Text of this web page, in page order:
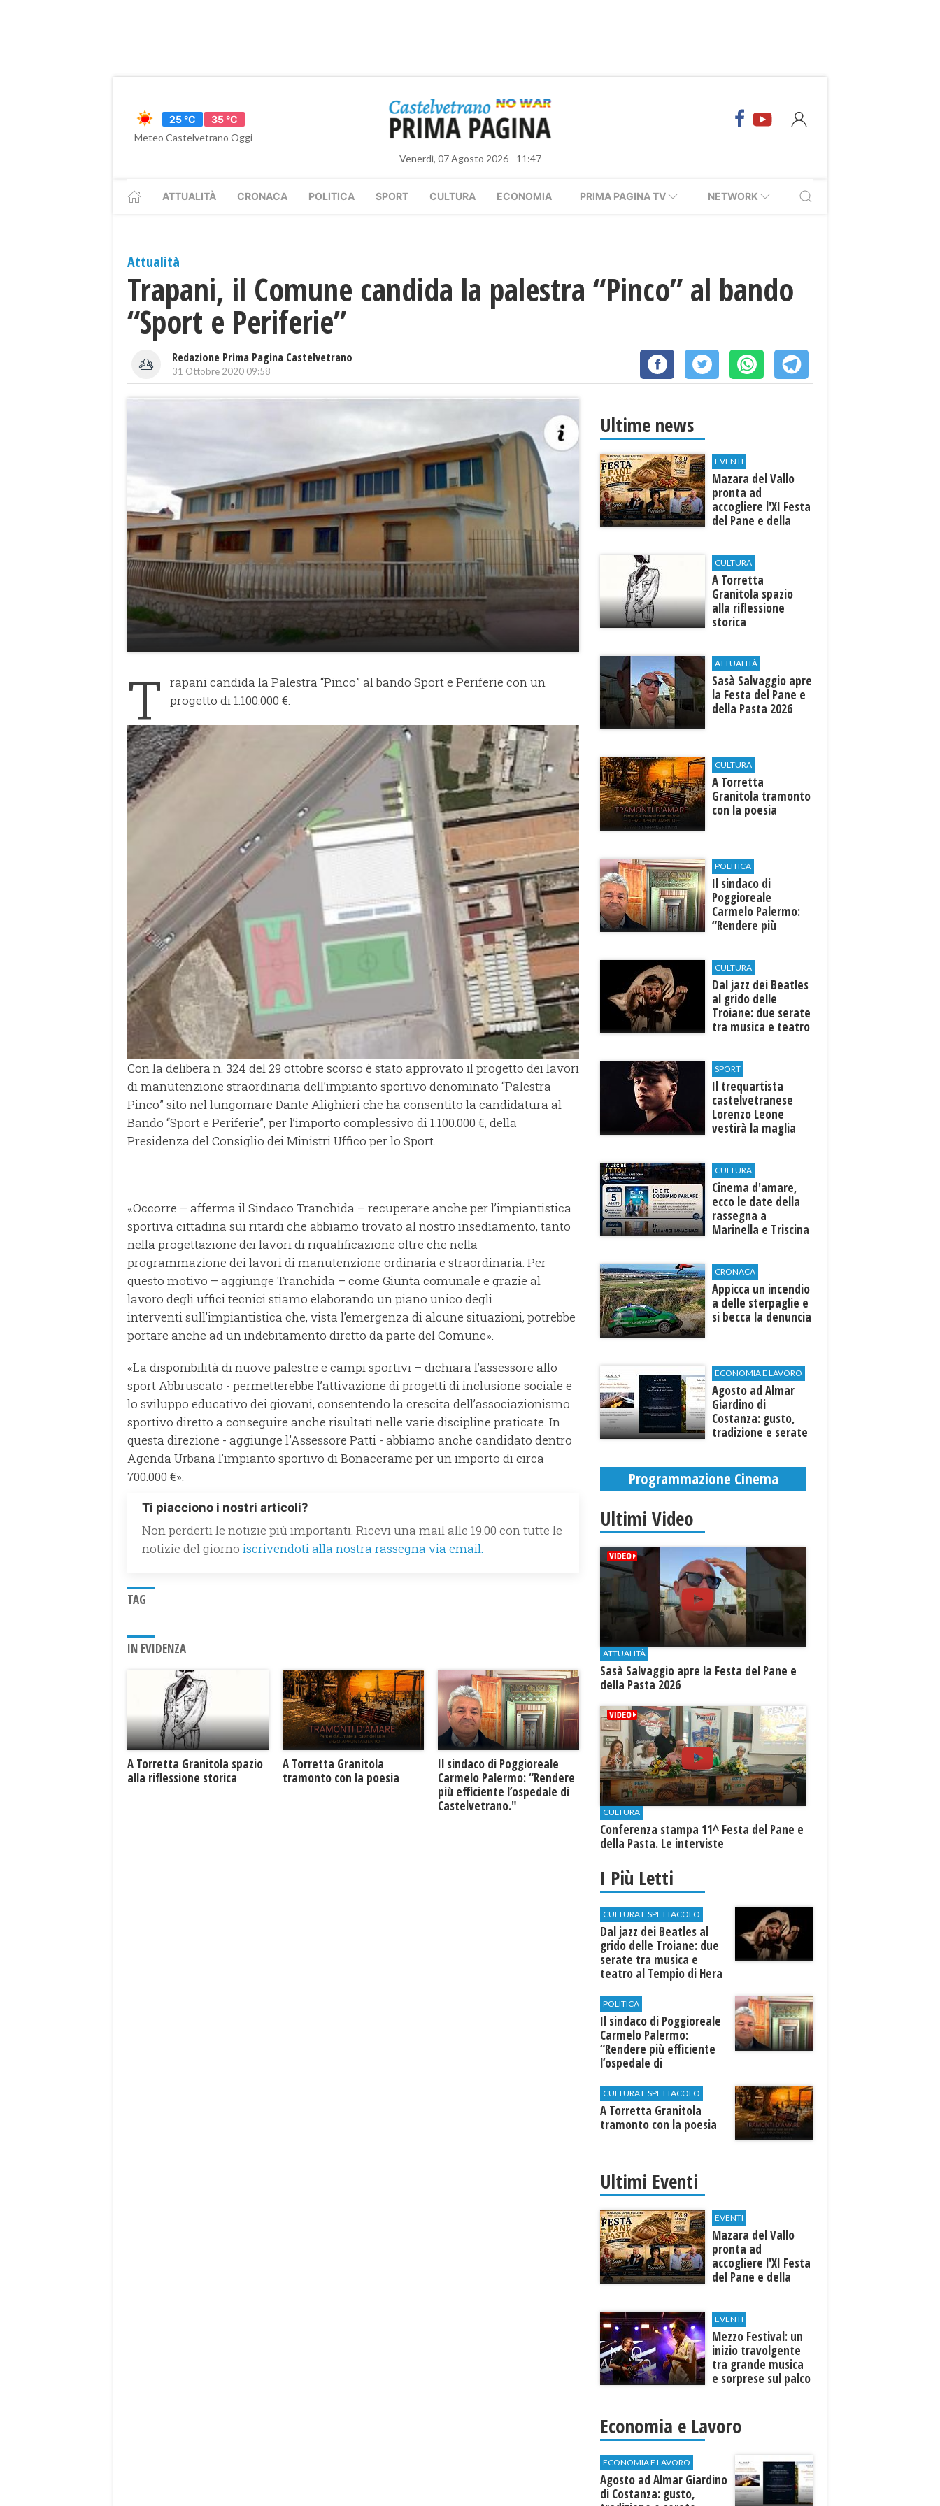
25 °C
35 °C
Meteo Castelvetrano Oggi
Venerdì, 07 Agosto 2026 - 11:47
ATTUALITÀ CRONACA POLITICA SPORT CULTURA ECONOMIA PRIMA PAGINA TV NETWORK
Attualità
Trapani, il Comune candida la palestra “Pinco” al bando
“Sport e Periferie”
Redazione Prima Pagina Castelvetrano
31 Ottobre 2020 09:58
T
rapani candida la Palestra “Pinco” al bando Sport e Periferie con un
progetto di 1.100.000 €.
Con la delibera n. 324 del 29 ottobre scorso è stato approvato il progetto dei lavori
di manutenzione straordinaria dell’impianto sportivo denominato “Palestra
Pinco” sito nel lungomare Dante Alighieri che ha consentito la candidatura al
Bando “Sport e Periferie”, per l’importo complessivo di 1.100.000 €, della
Presidenza del Consiglio dei Ministri Uffico per lo Sport.
«Occorre – afferma il Sindaco Tranchida – recuperare anche per l’impiantistica
sportiva cittadina sui ritardi che abbiamo trovato al nostro insediamento, tanto
nella progettazione dei lavori di riqualificazione oltre che nella
programmazione dei lavori di manutenzione ordinaria e straordinaria. Per
questo motivo – aggiunge Tranchida – come Giunta comunale e grazie al
lavoro degli uffici tecnici stiamo elaborando un piano unico degli
interventi sull’impiantistica che, vista l’emergenza di alcune situazioni, potrebbe
portare anche ad un indebitamento diretto da parte del Comune».
«La disponibilità di nuove palestre e campi sportivi – dichiara l’assessore allo
sport Abbruscato - permetterebbe l’attivazione di progetti di inclusione sociale e
lo sviluppo educativo dei giovani, consentendo la crescita dell’associazionismo
sportivo diretto a conseguire anche risultati nelle varie discipline praticate. In
questa direzione - aggiunge l'Assessore Patti - abbiamo anche candidato dentro
Agenda Urbana l’impianto sportivo di Bonacerame per un importo di circa
700.000 €».
Ti piacciono i nostri articoli?
Non perderti le notizie più importanti. Ricevi una mail alle 19.00 con tutte le
notizie del giorno iscrivendoti alla nostra rassegna via email.
TAG
IN EVIDENZA
​A Torretta Granitola spazio
alla riflessione storica
​A Torretta Granitola
tramonto con la poesia
Il sindaco di Poggioreale
Carmelo Palermo: “Rendere
più efficiente l’ospedale di
Castelvetrano."
Ultime news
EVENTI
Mazara del Vallo
pronta ad
accogliere l'XI Festa
del Pane e della
CULTURA
​A Torretta
Granitola spazio
alla riflessione
storica
ATTUALITÀ
Sasà Salvaggio apre
la Festa del Pane e
della Pasta 2026
CULTURA
​A Torretta
Granitola tramonto
con la poesia
POLITICA
Il sindaco di
Poggioreale
Carmelo Palermo:
“Rendere più
Castelvetrano."
CULTURA
Dal jazz dei Beatles
al grido delle
Troiane: due serate
tra musica e teatro
SPORT
Il trequartista
castelvetranese
Lorenzo Leone
vestirà la maglia
CULTURA
Cinema d'amare,
ecco le date della
rassegna a
Marinella e Triscina
CRONACA
Appicca un incendio
a delle sterpaglie e
si becca la denuncia
ECONOMIA E LAVORO
Agosto ad Almar
Giardino di
Costanza: gusto,
tradizione e serate
esterni
Programmazione Cinema
Ultimi Video
ATTUALITÀ
Sasà Salvaggio apre la Festa del Pane e
della Pasta 2026
CULTURA
Conferenza stampa 11^ Festa del Pane e
della Pasta. Le interviste
I Più Letti
CULTURA E SPETTACOLO
Dal jazz dei Beatles al
grido delle Troiane: due
serate tra musica e
teatro al Tempio di Hera
POLITICA
Il sindaco di Poggioreale
Carmelo Palermo:
“Rendere più efficiente
l’ospedale di
CULTURA E SPETTACOLO
​A Torretta Granitola
tramonto con la poesia
Ultimi Eventi
EVENTI
Mazara del Vallo
pronta ad
accogliere l'XI Festa
del Pane e della
EVENTI
Mezzo Festival: un
inizio travolgente
tra grande musica
e sorprese sul palco
Economia e Lavoro
ECONOMIA E LAVORO
Agosto ad Almar Giardino
di Costanza: gusto,